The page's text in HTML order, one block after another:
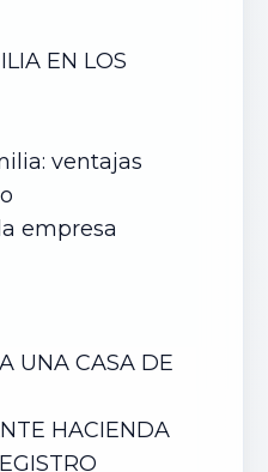
EN LOS
ventajas
empresa
UNA CASA DE
HACIENDA